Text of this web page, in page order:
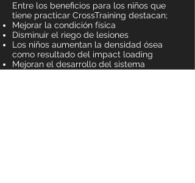
Entre los beneficios para los niños que
tiene practicar CrossTraining destacan;
Mejorar la condición física
Disminuir el riego de lesiones
Los niños aumentan la densidad ósea
como resultado del impact loading
Mejoran el desarrollo del sistema